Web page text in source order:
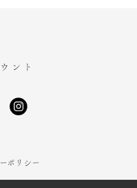
ント
ポリシー